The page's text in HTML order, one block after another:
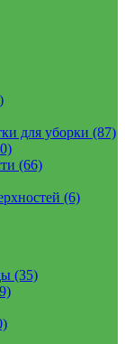
для уборки (87)
(66)
(6)
(35)